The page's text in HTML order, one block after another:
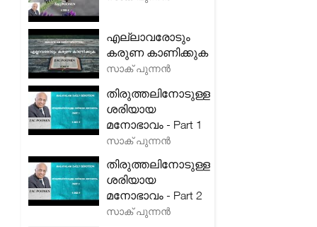
എല്ലാവരോടും
കരുണ കാണിക്കുക
സാക് പുന്നൻ
തിരുത്തലിനോടുള്ള
ശരിയായ
മനോഭാവം - Part 1
സാക് പുന്നൻ
തിരുത്തലിനോടുള്ള
ശരിയായ
മനോഭാവം - Part 2
സാക് പുന്നൻ